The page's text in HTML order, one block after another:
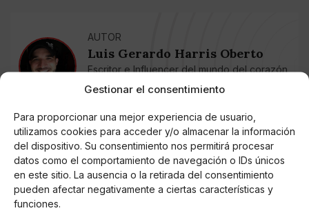
Gestionar el consentimiento
Para proporcionar una mejor experiencia de usuario,
utilizamos cookies para acceder y/o almacenar la información
del dispositivo. Su consentimiento nos permitirá procesar
datos como el comportamiento de navegación o IDs únicos
en este sitio. La ausencia o la retirada del consentimiento
pueden afectar negativamente a ciertas características y
funciones.
AUTOR
Luis Gerardo Harris Oberto
Escritor e Influencer del mundo del corazón
y la farándula española
Noticias relacionadas
Online Casino
Mejores Cripto Casinos Online en
Colombia 2025: Bitcoin Casinos